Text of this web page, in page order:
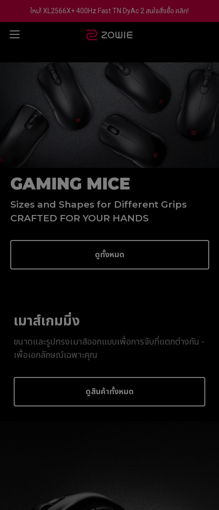
ใหม่! XL2566X+ 400Hz Fast TN DyAc 2 สนใจสั่งซื้อ คลิก!
GAMING MICE
Sizes and Shapes for Different Grips
CRAFTED FOR YOUR HANDS
ดูทั้งหมด
เมาส์เกมมิ่ง
ขนาดและรูปทรงเมาส์ออกแบบเพื่อการจับที่แตกต่างกัน -
เพื่อเอกลักษณ์เฉพาะคุณ
ดูสินค้าทั้งหมด